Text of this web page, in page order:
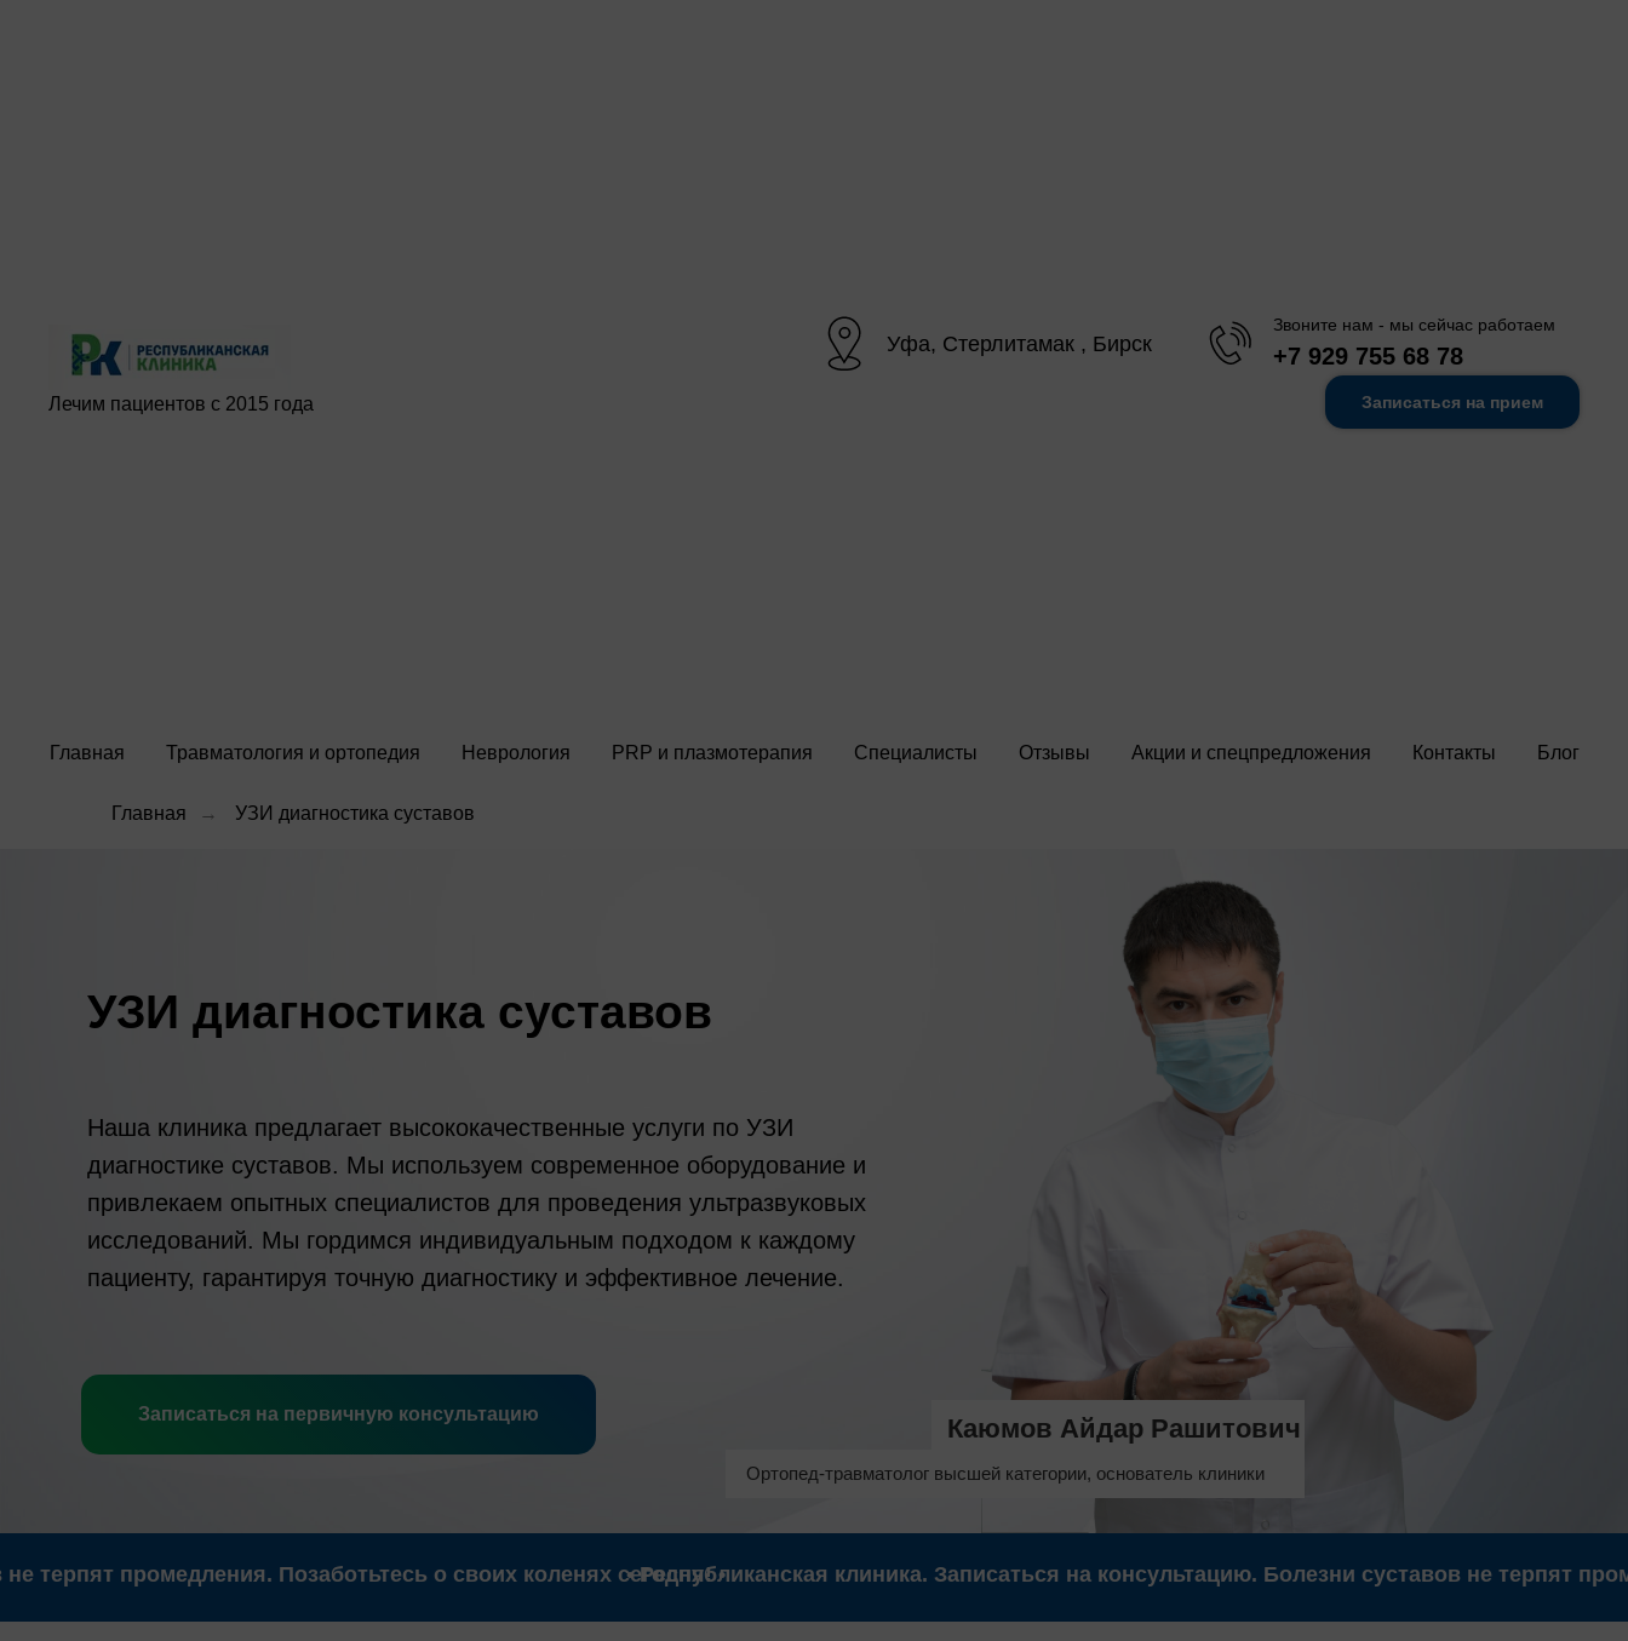
Лечим пациентов с 2015 года
Уфа, Стерлитамак , Бирск
Звоните нам - мы сейчас работаем
+7 929 755 68 78
Записаться на прием
Главная Травматология и ортопедия Неврология PRP и плазмотерапия Специалисты Отзывы Акции и спецпредложения Контакты Блог
Главная → УЗИ диагностика суставов
Каюмов Айдар Рашитович
Ортопед-травматолог высшей категории, основатель клиники
УЗИ диагностика суставов
Наша клиника предлагает высококачественные услуги по УЗИ
диагностике суставов. Мы используем современное оборудование и
привлекаем опытных специалистов для проведения ультразвуковых
исследований. Мы гордимся индивидуальным подходом к каждому
пациенту, гарантируя точную диагностику и эффективное лечение.
Записаться на первичную консультацию
• Республиканская клиника. Записаться на консультацию. Болезни суставов не терпят
терпят промедления. Позаботьтесь о своих коленях сегодня! •